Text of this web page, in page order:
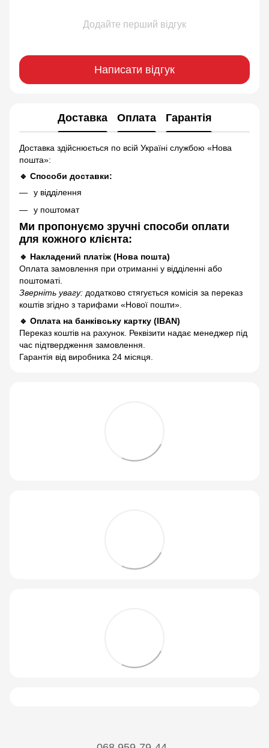
Додайте перший відгук
Написати відгук
Доставка Оплата Гарантія
Доставка здійснюється по всій Україні службою «Нова
пошта»:
🔹 Способи доставки:
у відділення
у поштомат
Ми пропонуємо зручні способи оплати
для кожного клієнта:
🔹 Накладений платіж (Нова пошта)
Оплата замовлення при отриманні у відділенні або
поштоматі.
Зверніть увагу: додатково стягується комісія за переказ
коштів згідно з тарифами «Нової пошти».
🔹 Оплата на банківську картку (IBAN)
Переказ коштів на рахунок. Реквізити надає менеджер під
час підтвердження замовлення.
Гарантія від виробника 24 місяця.